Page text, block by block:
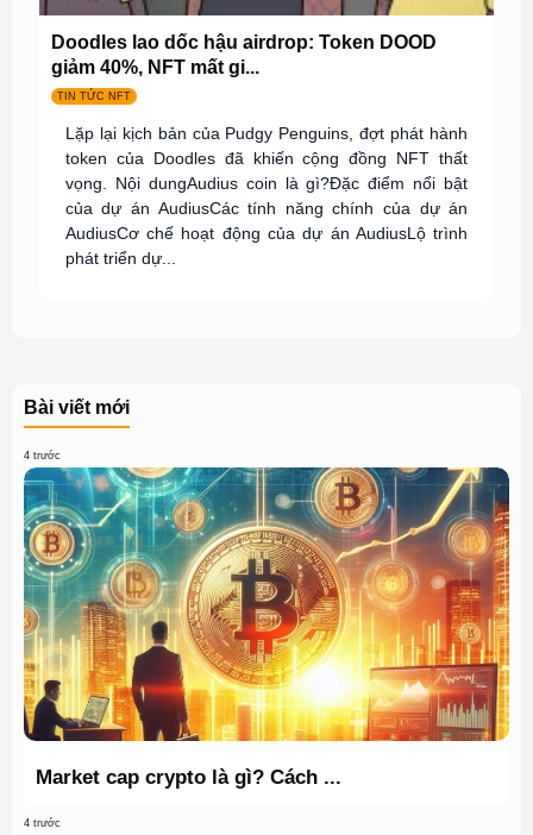
Doodles lao dốc hậu airdrop: Token DOOD
giảm 40%, NFT mất gi...
TIN TỨC NFT
Lặp lại kịch bản của Pudgy Penguins, đợt phát hành
token của Doodles đã khiến cộng đồng NFT thất
vọng. Nội dungAudius coin là gì?Đặc điểm nổi bật
của dự án AudiusCác tính năng chính của dự án
AudiusCơ chế hoạt động của dự án AudiusLộ trình
phát triển dự...
Bài viết mới
4 trước
Market cap crypto là gì? Cách ...
4 trước